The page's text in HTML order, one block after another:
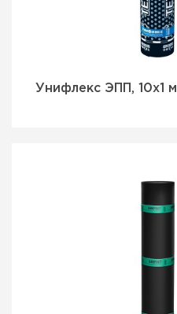
Унифлекс ЭПП, 10х1 м